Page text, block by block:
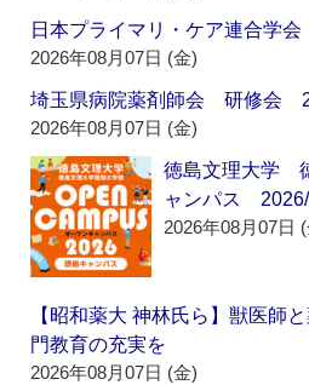
日本プライマリ・ケア連合学
2026年08月07日 (金)
埼玉県病院薬剤師会 研修会
2026年08月07日 (金)
徳島文理大学
ャンパス
2026年08月07日
【昭和薬大 神林氏ら】獣医師
門教育の充実を
2026年08月07日 (金)